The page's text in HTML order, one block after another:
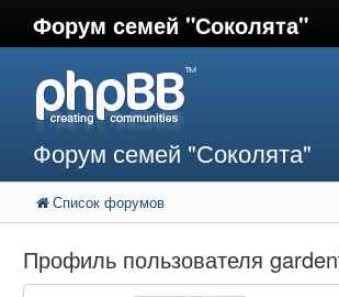
Форум семей "Соколята"
Форум семей "Соколята"
Список форумов
Профиль пользователя